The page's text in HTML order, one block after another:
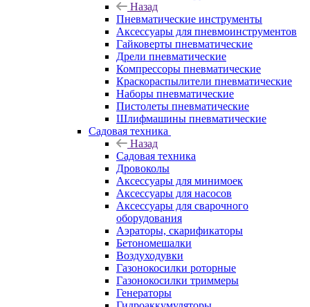
Назад
Пневматические инструменты
Аксессуары для пневмоинструментов
Гайковерты пневматические
Дрели пневматические
Компрессоры пневматические
Краскораспылители пневматические
Наборы пневматические
Пистолеты пневматические
Шлифмашины пневматические
Садовая техника
Назад
Садовая техника
Дровоколы
Аксессуары для минимоек
Аксессуары для насосов
Аксессуары для сварочного
оборудования
Аэраторы, скарификаторы
Бетономешалки
Воздуходувки
Газонокосилки роторные
Газонокосилки триммеры
Генераторы